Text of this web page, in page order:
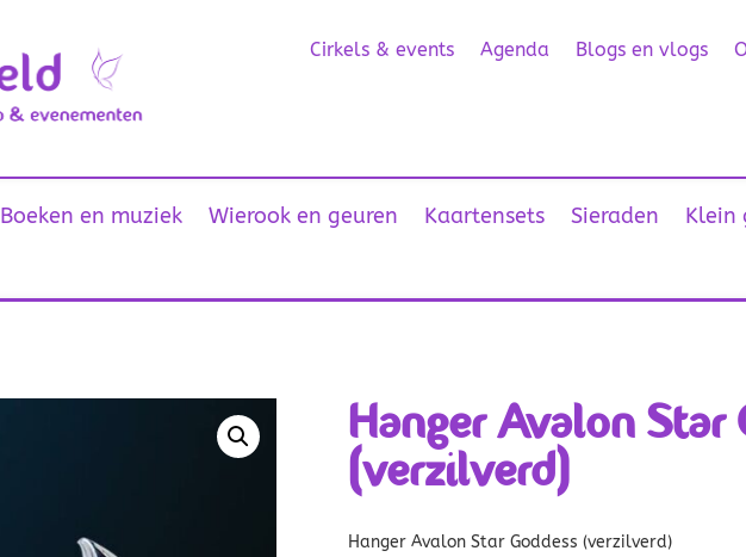
Cirkels & events Agenda Blogs en vlogs
Boeken en muziek Wierook en geuren Kaartensets Sieraden Klein
Hanger Avalon Star
(verzilverd)
Hanger Avalon Star Goddess (verzilverd)